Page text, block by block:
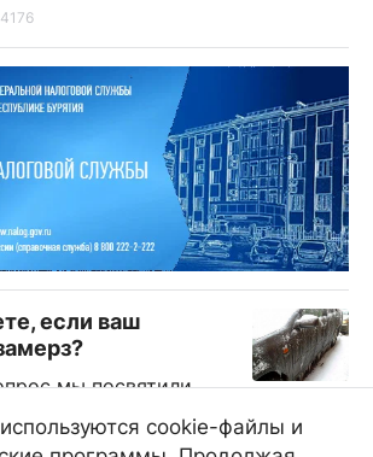
4176
если ваш
мы посвятили
можно поразиться, насколько же
cookie-файлы и